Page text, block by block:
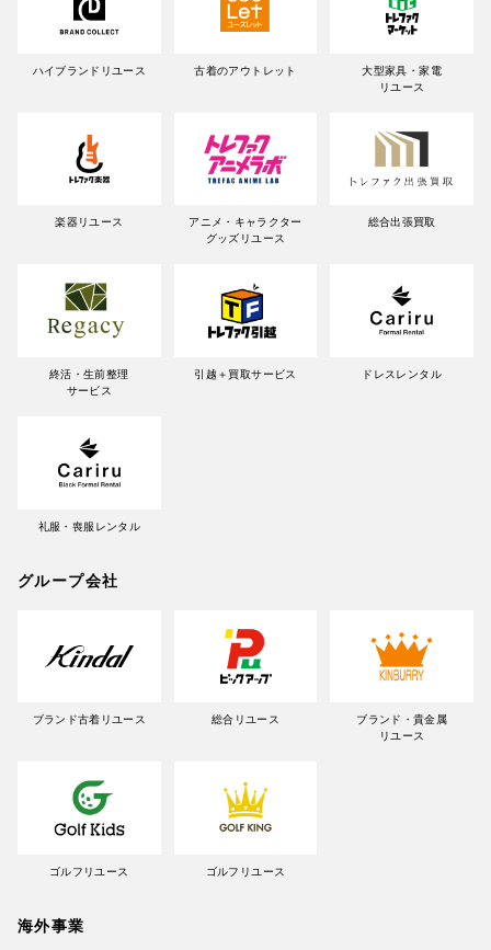
ハイブランドリユース 古着のアウトレット
大型家具・家電
リユース
楽器リユース
アニメ・キャラクター
グッズリユース
総合出張買取
終活・生前整理
サービス
引越＋買取サービス ドレスレンタル
礼服・喪服レンタル
グループ会社
ブランド古着リユース 総合リユース
ブランド・貴金属
リユース
ゴルフリユース ゴルフリユース
海外事業